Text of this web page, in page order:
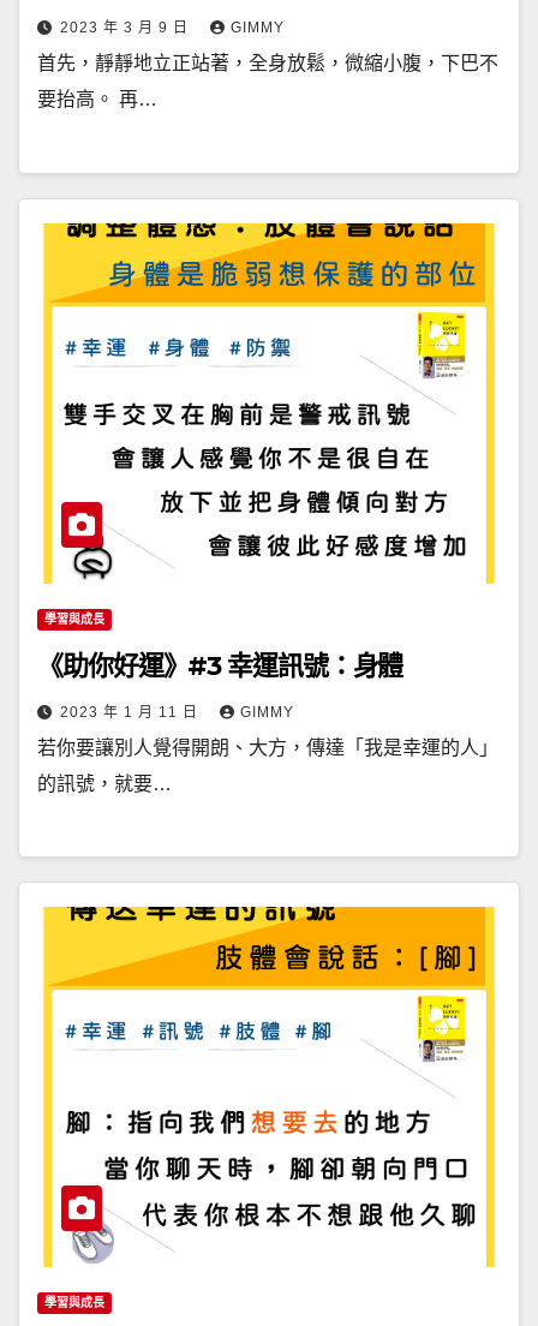
2023 年 3 月 9 日 GIMMY
首先，靜靜地立正站著，全身放鬆，微縮小腹，下巴不
要抬高。 再…
學習與成長
《助你好運》#3 幸運訊號：身體
2023 年 1 月 11 日 GIMMY
若你要讓別人覺得開朗、大方，傳達「我是幸運的人」
的訊號，就要…
學習與成長